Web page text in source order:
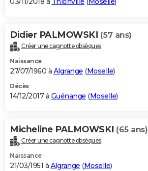
Didier PALMOWSKI (57 ans)
Créer une cagnotte obsèques
Naissance
27/07/1960 à Algrange (Moselle)
Décès
14/12/2017 à Guénange (Moselle)
Micheline PALMOWSKI (65 ans)
Créer une cagnotte obsèques
Naissance
21/03/1951 à Algrange (Moselle)